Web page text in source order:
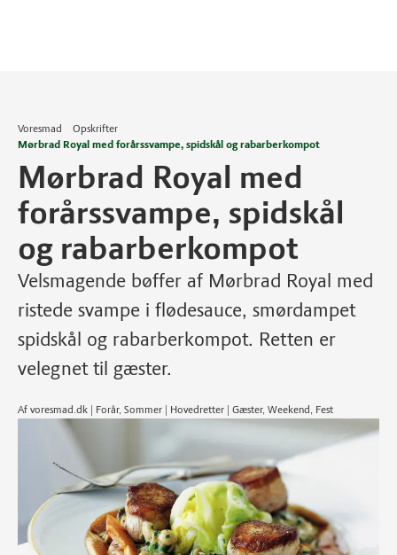
Voresmad
Opskrifter
Mørbrad Royal med forårssvampe, spidskål og rabarberkompot
Mørbrad Royal med
forårssvampe, spidskål
og rabarberkompot
Velsmagende bøffer af Mørbrad Royal med
ristede svampe i flødesauce, smørdampet
spidskål og rabarberkompot. Retten er
velegnet til gæster.
Af voresmad.dk | Forår, Sommer | Hovedretter | Gæster, Weekend, Fest